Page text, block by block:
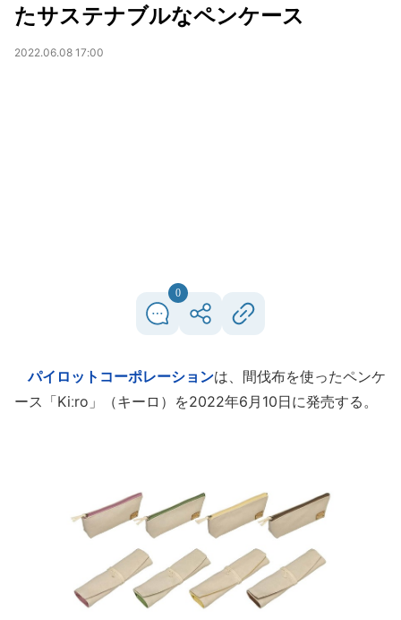
たサステナブルなペンケース
2022.06.08 17:00
0
パイロットコーポレーションは、間伐布を使ったペンケ
ース「Kiːro」（キーロ）を2022年6月10日に発売する。